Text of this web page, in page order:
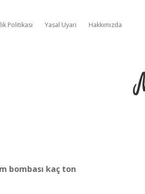
Politikası Yasal Uyarı Hakkımızda
bombası kaç ton